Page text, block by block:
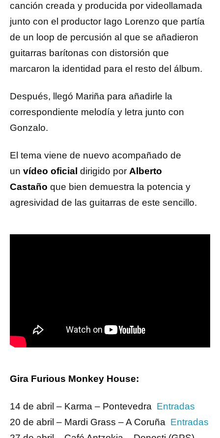
canción creada y producida por videollamada
junto con el productor Iago Lorenzo que partía
de un loop de percusión al que se añadieron
guitarras barítonas con distorsión que
marcaron la identidad para el resto del álbum.
Después, llegó Mariña para añadirle la
correspondiente melodía y letra junto con
Gonzalo.
El tema viene de nuevo acompañado de
un vídeo oficial dirigido por Alberto
Castaño que bien demuestra la potencia y
agresividad de las guitarras de este sencillo.
Gira Furious Monkey House:
14 de abril – Karma – Pontevedra Entradas
20 de abril – Mardi Grass – A Coruña Entradas